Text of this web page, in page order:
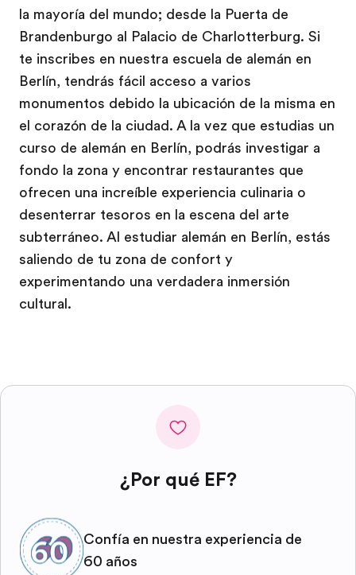
la mayoría del mundo; desde la Puerta de
Brandenburgo al Palacio de Charlotterburg. Si
te inscribes en nuestra escuela de alemán en
Berlín, tendrás fácil acceso a varios
monumentos debido la ubicación de la misma en
el corazón de la ciudad. A la vez que estudias un
curso de alemán en Berlín, podrás investigar a
fondo la zona y encontrar restaurantes que
ofrecen una increíble experiencia culinaria o
desenterrar tesoros en la escena del arte
subterráneo. Al estudiar alemán en Berlín, estás
saliendo de tu zona de confort y
experimentando una verdadera inmersión
cultural.
¿Por qué EF?
Confía en nuestra experiencia de
60 años